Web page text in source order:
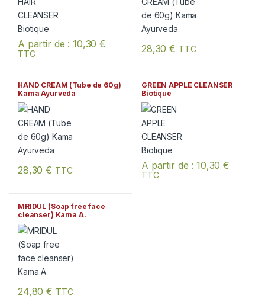
A partir de :10,30€
TTC
Ce produit a plusieurs variations. Les options peuvent être
28,30€ TTC
HAND CREAM (Tube de 60g)
Kama Ayurveda
28,30€ TTC
GREEN APPLE CLEANSER
Biotique
A partir de :10,30€
TTC
Ce produit a plusieurs
MRIDUL (Soap free face
cleanser) Kama A.
24,80€ TTC